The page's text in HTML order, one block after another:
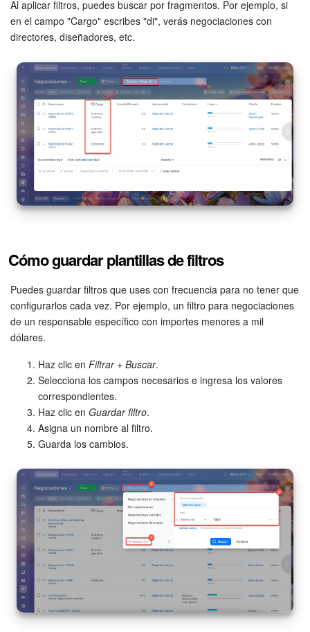
Al aplicar filtros, puedes buscar por fragmentos. Por ejemplo, si
en el campo "Cargo" escribes "di", verás negociaciones con
directores, diseñadores, etc.
Cómo guardar plantillas de filtros
Puedes guardar filtros que uses con frecuencia para no tener que
configurarlos cada vez. Por ejemplo, un filtro para negociaciones
de un responsable específico con importes menores a mil
dólares.
Haz clic en Filtrar + Buscar.
Selecciona los campos necesarios e ingresa los valores
correspondientes.
Haz clic en Guardar filtro.
Asigna un nombre al filtro.
Guarda los cambios.